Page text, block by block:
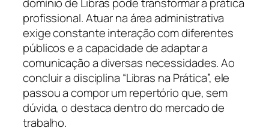
profissional. Atuar na área administrativa
exige constante interação com diferentes
públicos e a capacidade de adaptar a
comunicação a diversas necessidades. Ao
concluir a disciplina “Libras na Prática”, ele
passou a compor um repertório que, sem
dúvida, o destaca dentro do mercado de
trabalho.